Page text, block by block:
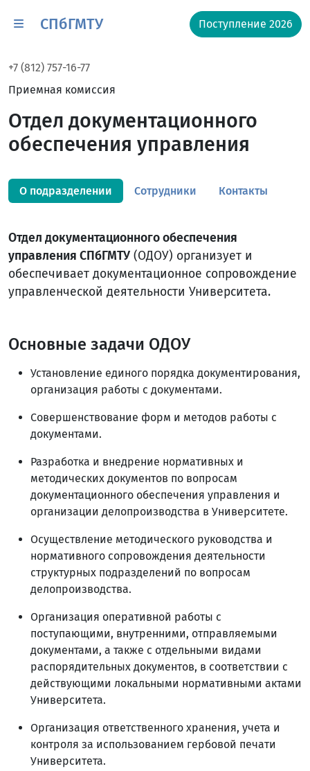
СПбГМТУ Поступление 2026
+7 (812) 757-16-77
Приемная комиссия
Отдел документационного
обеспечения управления
О подразделении Сотрудники Контакты
Отдел документационного обеспечения
управления СПбГМТУ (ОДОУ) организует и
обеспечивает документационное сопровождение
управленческой деятельности Университета.
Основные задачи ОДОУ
Установление единого порядка документирования,
организация работы с документами.
Совершенствование форм и методов работы с
документами.
Разработка и внедрение нормативных и
методических документов по вопросам
документационного обеспечения управления и
организации делопроизводства в Университете.
Осуществление методического руководства и
нормативного сопровождения деятельности
структурных подразделений по вопросам
делопроизводства.
Организация оперативной работы с
поступающими, внутренними, отправляемыми
документами, а также с отдельными видами
распорядительных документов, в соответствии с
действующими локальными нормативными актами
Университета.
Организация ответственного хранения, учета и
контроля за использованием гербовой печати
Университета.